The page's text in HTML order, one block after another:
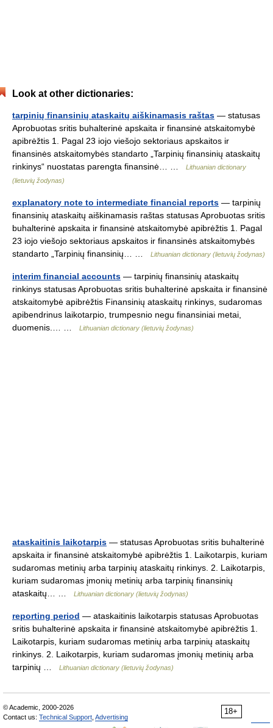
Look at other dictionaries:
tarpinių finansinių ataskaitų aiškinamasis raštas — statusas
Aprobuotas sritis buhalterinė apskaita ir finansinė atskaitomybė
apibrėžtis 1. Pagal 23 iojo viešojo sektoriaus apskaitos ir
finansinės atskaitomybės standarto „Tarpinių finansinių ataskaitų
rinkinys“ nuostatas parengta finansinė… …
Lithuanian dictionary
(lietuvių žodynas)
explanatory note to intermediate financial reports — tarpinių
finansinių ataskaitų aiškinamasis raštas statusas Aprobuotas sritis
buhalterinė apskaita ir finansinė atskaitomybė apibrėžtis 1. Pagal
23 iojo viešojo sektoriaus apskaitos ir finansinės atskaitomybės
standarto „Tarpinių finansinių… …
Lithuanian dictionary (lietuvių žodynas)
interim financial accounts — tarpinių finansinių ataskaitų
rinkinys statusas Aprobuotas sritis buhalterinė apskaita ir finansinė
atskaitomybė apibrėžtis Finansinių ataskaitų rinkinys, sudaromas
apibendrinus laikotarpio, trumpesnio negu finansiniai metai,
duomenis.… …
Lithuanian dictionary (lietuvių žodynas)
ataskaitinis laikotarpis — statusas Aprobuotas sritis buhalterinė
apskaita ir finansinė atskaitomybė apibrėžtis 1. Laikotarpis, kuriam
sudaromas metinių arba tarpinių ataskaitų rinkinys. 2. Laikotarpis,
kuriam sudaromas įmonių metinių arba tarpinių finansinių
ataskaitų… …
Lithuanian dictionary (lietuvių žodynas)
reporting period — ataskaitinis laikotarpis statusas Aprobuotas
sritis buhalterinė apskaita ir finansinė atskaitomybė apibrėžtis 1.
Laikotarpis, kuriam sudaromas metinių arba tarpinių ataskaitų
rinkinys. 2. Laikotarpis, kuriam sudaromas įmonių metinių arba
tarpinių …
Lithuanian dictionary (lietuvių žodynas)
18+
© Academic, 2000-2026
Contact us: Technical Support Advertising